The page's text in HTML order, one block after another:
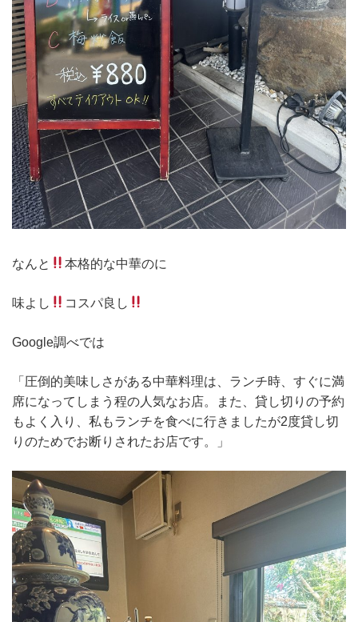
なんと 本格的な中華のに
味よし コスパ良し
Google調べでは
「圧倒的美味しさがある中華料理は、ランチ時、すぐに満
席になってしまう程の人気なお店。また、貸し切りの予約
もよく入り、私もランチを食べに行きましたが2度貸し切
りのためでお断りされたお店です。」